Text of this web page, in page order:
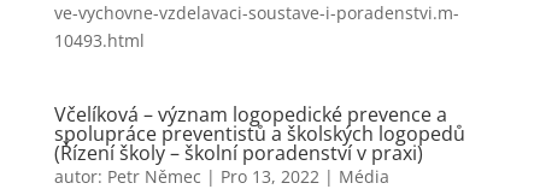
ve-vychovne-vzdelavaci-soustave-i-poradenstvi.m-
10493.html
Včelíková – význam logopedické prevence a
spolupráce preventistů a školských logopedů
(Řízení školy – školní poradenství v praxi)
autor: Petr Němec | Pro 13, 2022| Média